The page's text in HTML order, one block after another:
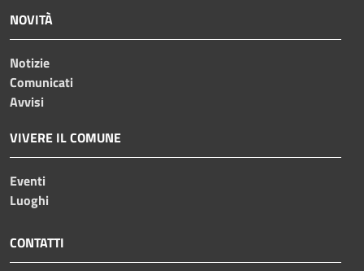
NOVITÀ
Notizie
Comunicati
Avvisi
VIVERE IL COMUNE
Eventi
Luoghi
CONTATTI